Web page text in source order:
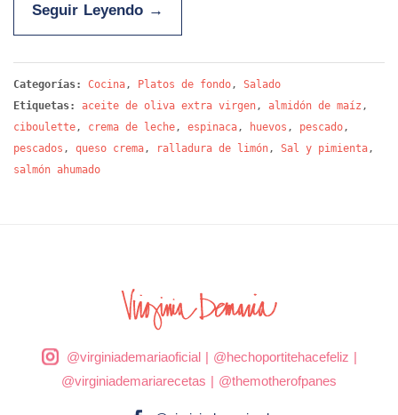
Seguir Leyendo →
Categorías: Cocina, Platos de fondo, Salado
Etiquetas:
aceite de oliva extra virgen, almidón de maíz ,
ciboulette, crema de leche, espinaca, huevos , pescado,
pescados , queso crema, ralladura de limón, Sal y pimienta,
salmón ahumado
@virginiademariaoficial| @hechoportitehacefeliz |
@virginiademariarecetas | @themotherofpanes